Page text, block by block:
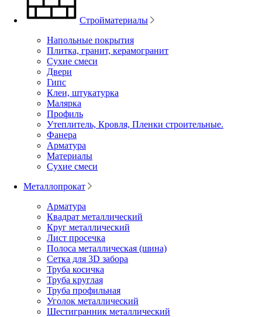
Стройматериалы
Напольные покрытия
Плитка, гранит, керамогранит
Сухие смеси
Двери
Гипс
Клеи, штукатурка
Малярка
Профиль
Утеплитель, Кровля, Пленки строительные.
Фанера
Арматура
Материалы
Сухие смеси
Металлопрокат
Арматура
Квадрат металлический
Круг металлический
Лист просечка
Полоса металлическая (шина)
Сетка для 3D забора
Труба косичка
Труба круглая
Труба профильная
Уголок металлический
Шестигранник металлический